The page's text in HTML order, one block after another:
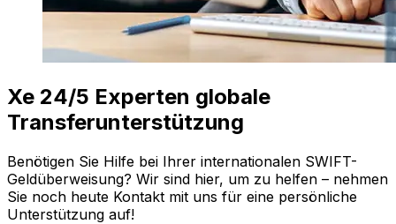
Xe 24/5 Experten globale
Transferunterstützung
Benötigen Sie Hilfe bei Ihrer internationalen SWIFT-
Geldüberweisung? Wir sind hier, um zu helfen – nehmen
Sie noch heute Kontakt mit uns für eine persönliche
Unterstützung auf!